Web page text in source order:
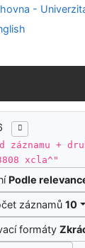
záznamu +
xcla^"
Podle
záznamů 10
formáty